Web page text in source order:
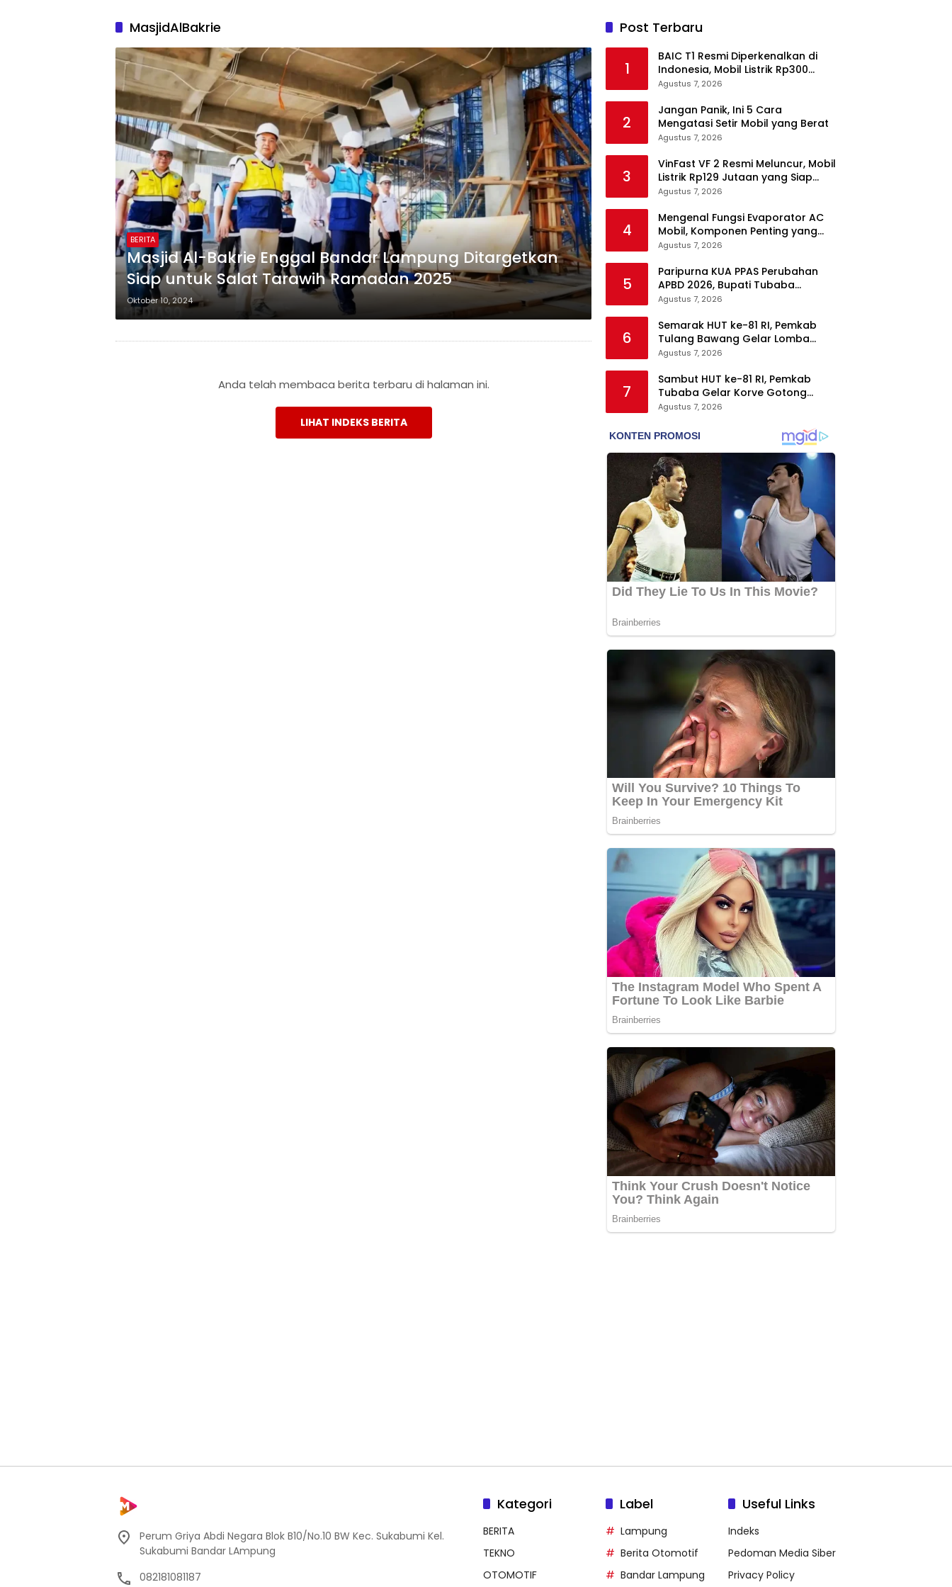
MasjidAlBakrie
BERITA
Masjid Al-Bakrie Enggal Bandar Lampung Ditargetkan
Siap untuk Salat Tarawih Ramadan 2025
Oktober 10, 2024
Anda telah membaca berita terbaru di halaman ini.
LIHAT INDEKS BERITA
Post Terbaru
1
BAIC T1 Resmi Diperkenalkan di
Indonesia, Mobil Listrik Rp300
Jutaan Siap Ramaikan Pasar EV
Agustus 7, 2026
2
Jangan Panik, Ini 5 Cara
Mengatasi Setir Mobil yang Berat
Agustus 7, 2026
3
VinFast VF 2 Resmi Meluncur, Mobil
Listrik Rp129 Jutaan yang Siap
Jadi Alternatif Pengganti Motor
Agustus 7, 2026
4
Mengenal Fungsi Evaporator AC
Mobil, Komponen Penting yang
Sering Terlupakan
Agustus 7, 2026
5
Paripurna KUA PPAS Perubahan
APBD 2026, Bupati Tubaba
Targetkan Pendapatan Daerah
Agustus 7, 2026
6
Semarak HUT ke-81 RI, Pemkab
Tulang Bawang Gelar Lomba
Senam Udang Manis
Agustus 7, 2026
7
Sambut HUT ke-81 RI, Pemkab
Tubaba Gelar Korve Gotong
Royong dan Bersih-Bersih
Agustus 7, 2026
Perum Griya Abdi Negara Blok B10/No.10 BW Kec. Sukabumi Kel.
Sukabumi Bandar LAmpung
082181081187
Kategori
BERITA
TEKNO
OTOMOTIF
Label
Lampung
Berita Otomotif
Bandar Lampung
Useful Links
Indeks
Pedoman Media Siber
Privacy Policy